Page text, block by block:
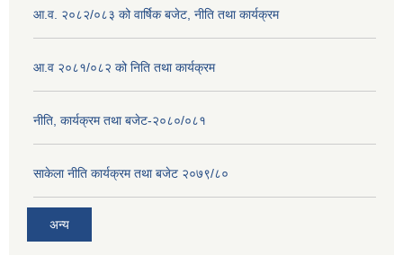
आ.व. २०८२/०८३ को वार्षिक बजेट, नीति तथा कार्यक्रम
आ.व २०८१/०८२ को निति तथा कार्यक्रम
नीति, कार्यक्रम तथा बजेट-२०८०/०८१
साकेला नीति कार्यक्रम तथा बजेट २०७९/८०
अन्य